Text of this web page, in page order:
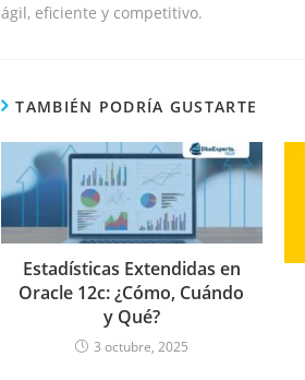
ágil, eficiente y competitivo.
TAMBIÉN PODRÍA GUSTARTE
Estadísticas Extendidas en
Oracle 12c: ¿Cómo, Cuándo
y Qué?
3 octubre, 2025